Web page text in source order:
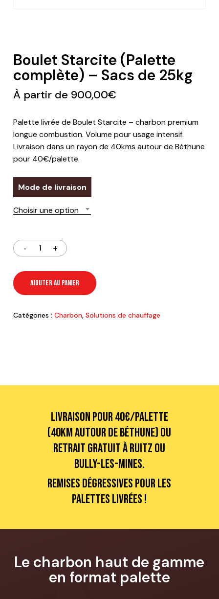
Boulet Starcite (Palette
complète) – Sacs de 25kg
À partir de 900,00€
Palette livrée de Boulet Starcite – charbon premium
longue combustion. Volume pour usage intensif.
Livraison dans un rayon de 40kms autour de Béthune
pour 40€/palette.
Mode de livraison
Choisir une option
AJOUTER AU PANIER
Catégories : Charbon, Solutions de chauffage
Livraison pour 40€/palette
(40km autour de Béthune) ou
retrait gratuit à Ruitz ou
Bully-les-Mines.
Remises dégressives pour les
palettes livrées !
Le charbon haut de gamme
en format palette